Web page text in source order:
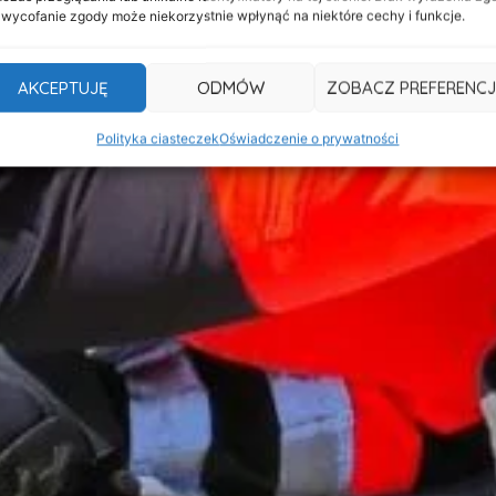
zgody może niekorzystnie wpłynąć na niektóre cechy i funkcje.
AKCEPTUJĘ ODMÓW ZOBACZ
Polityka ciasteczekOświadczenie o prywatności